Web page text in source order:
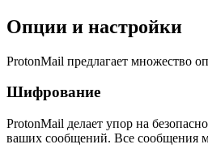
Опции и настройки
ProtonMail предлагает множество
Шифрование
ProtonMail делает упор на
ваших сообщений. Все сообщения